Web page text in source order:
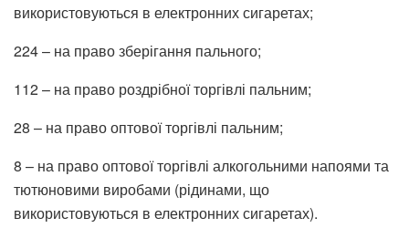
використовуються в електронних сигаретах;
224 – на право зберігання пального;
112 – на право роздрібної торгівлі пальним;
28 – на право оптової торгівлі пальним;
8 – на право оптової торгівлі алкогольними напоями та
тютюновими виробами (рідинами, що
використовуються в електронних сигаретах).